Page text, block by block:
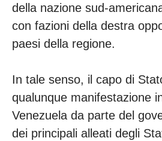
della nazione sud-
con fazioni della destra
paesi della regione.
In tale senso, il capo di
qualunque manifestazione
Venezuela da parte del
dei principali alleati degli